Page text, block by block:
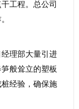
工程。总公司
理部大量引进
般耸立的塑板
经验，确保施